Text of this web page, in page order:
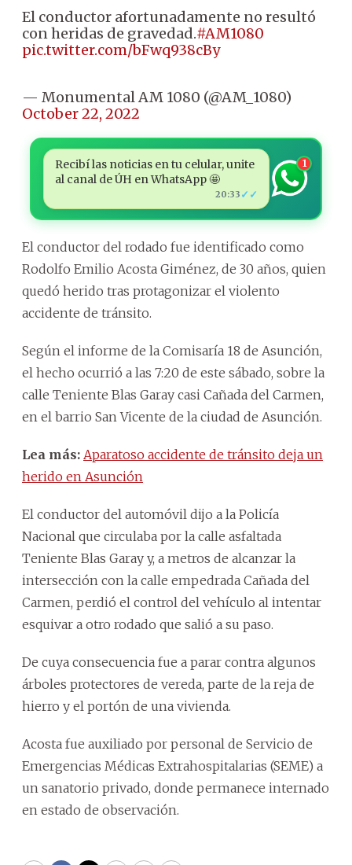
El conductor afortunadamente no resultó
con heridas de gravedad.#AM1080
pic.twitter.com/bFwq938cBy
— Monumental AM 1080 (@AM_1080)
October 22, 2022
Recibí las noticias en tu celular, unite
al canal de ÚH en WhatsApp 🤩
20:33 ✓✓
1
El conductor del rodado fue identificado como
Rodolfo Emilio Acosta Giménez, de 30 años, quien
quedó herido tras protagonizar el violento
accidente de tránsito.
Según el informe de la Comisaría 18 de Asunción,
el hecho ocurrió a las 7:20 de este sábado, sobre la
calle Teniente Blas Garay casi Cañada del Carmen,
en el barrio San Vicente de la ciudad de Asunción.
Lea más: Aparatoso accidente de tránsito deja un
herido en Asunción
El conductor del automóvil dijo a la Policía
Nacional que circulaba por la calle asfaltada
Teniente Blas Garay y, a metros de alcanzar la
intersección con la calle empedrada Cañada del
Carmen, perdió el control del vehículo al intentar
esquivar a otro rodado que salió a su paso.
De cuya consecuencia fue a parar contra algunos
árboles protectores de vereda, parte de la reja de
hierro y el portón de una vivienda.
Acosta fue auxiliado por personal de Servicio de
Emergencias Médicas Extrahospitalarias (SEME) a
un sanatorio privado, donde permanece internado
en estado de observación.